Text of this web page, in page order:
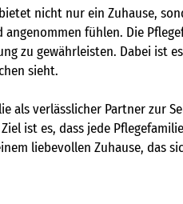
nicht nur ein Zuhause,
fühlen. Die
zu gewährleisten. Dabei ist
sieht.
als verlässlicher Partner zur
ist es, dass jede
liebevollen Zuhause, das